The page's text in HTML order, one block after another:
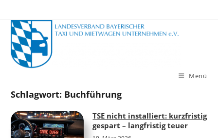
Inhalt
springen
Menü
Schlagwort: Buchführung
TSE nicht installiert: kurzfristig
gespart – langfristig teuer